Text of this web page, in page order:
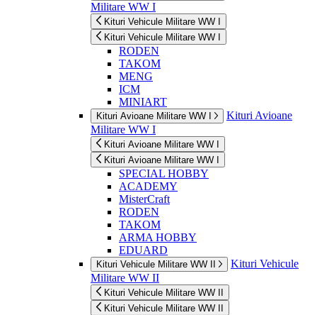
Militare WW I
Kituri Vehicule Militare WW I
Kituri Vehicule Militare WW I
RODEN
TAKOM
MENG
ICM
MINIART
Kituri Avioane Militare WW I
Kituri Avioane
Militare WW I
Kituri Avioane Militare WW I
Kituri Avioane Militare WW I
SPECIAL HOBBY
ACADEMY
MisterCraft
RODEN
TAKOM
ARMA HOBBY
EDUARD
Kituri Vehicule Militare WW II
Kituri Vehicule
Militare WW II
Kituri Vehicule Militare WW II
Kituri Vehicule Militare WW II